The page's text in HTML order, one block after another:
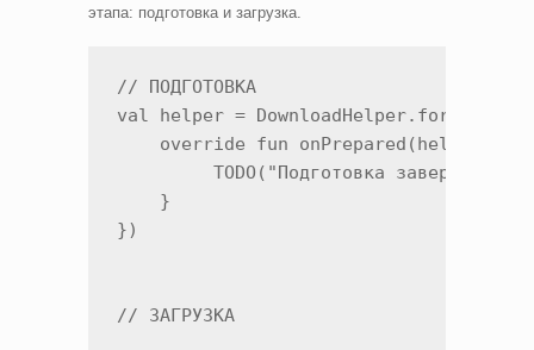
этапа: подготовка и загрузка.
// ПОДГОТОВКА
val helper =
override fun onPrepared(helper:
TODO("Подготовка завершена.
    }
})
// ЗАГРУЗКА